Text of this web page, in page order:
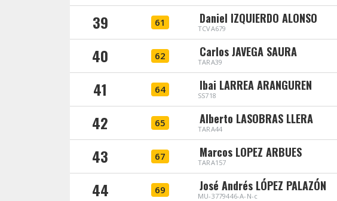
39 61 Daniel IZQUIERDO ALONSO
TCVA679
40 62 Carlos JAVEGA SAURA
TARA39
41 64 Ibai LARREA ARANGUREN
SS718
42 65 Alberto LASOBRAS LLERA
TARA44
43 67 Marcos LOPEZ ARBUES
TARA157
44 69 José Andrés LÓPEZ PALAZÓN
MU-3779446-A-N-c